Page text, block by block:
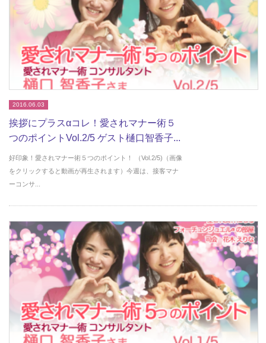
2016.06.03
挨拶にプラスαコレ！愛されマナー術５
つのポイントVol.2/5 ゲスト樋口智香子...
好印象！愛されマナー術５つのポイント！ （Vol.2/5)（画像
をクリックすると動画が再生されます）今週は、接客マナ
ーコンサ...